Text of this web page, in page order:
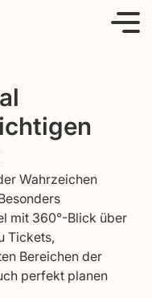
Wahrzeichen
mit 360°-Blick über
Tickets,
Bereichen der
perfekt planen